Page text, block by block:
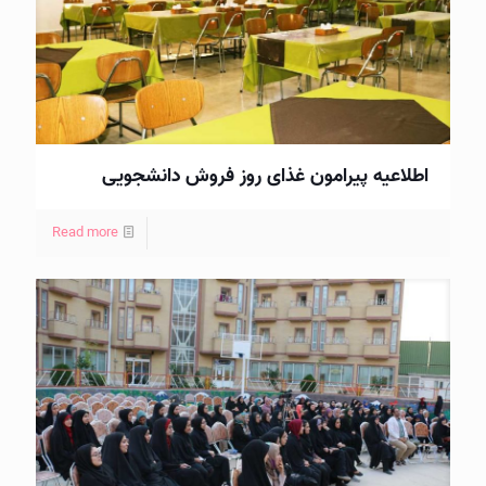
اطلاعیه پیرامون غذای روز فروش دانشجویی
Read more